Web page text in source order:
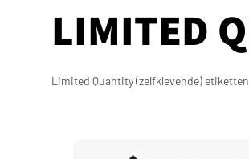
LIMITED
Limited Quantity (zelfklevende)